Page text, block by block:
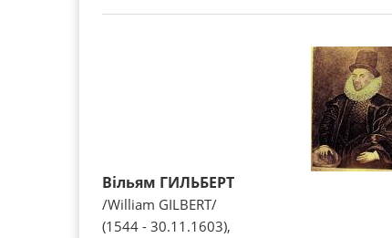
Вільям ГИЛЬБЕРТ
/William GILBERT/
(1544 - 30.11.1603),